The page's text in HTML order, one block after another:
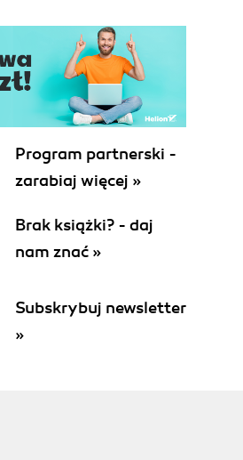
Program partnerski -
zarabiaj więcej »
Brak książki? - daj
nam znać »
Subskrybuj newsletter
»